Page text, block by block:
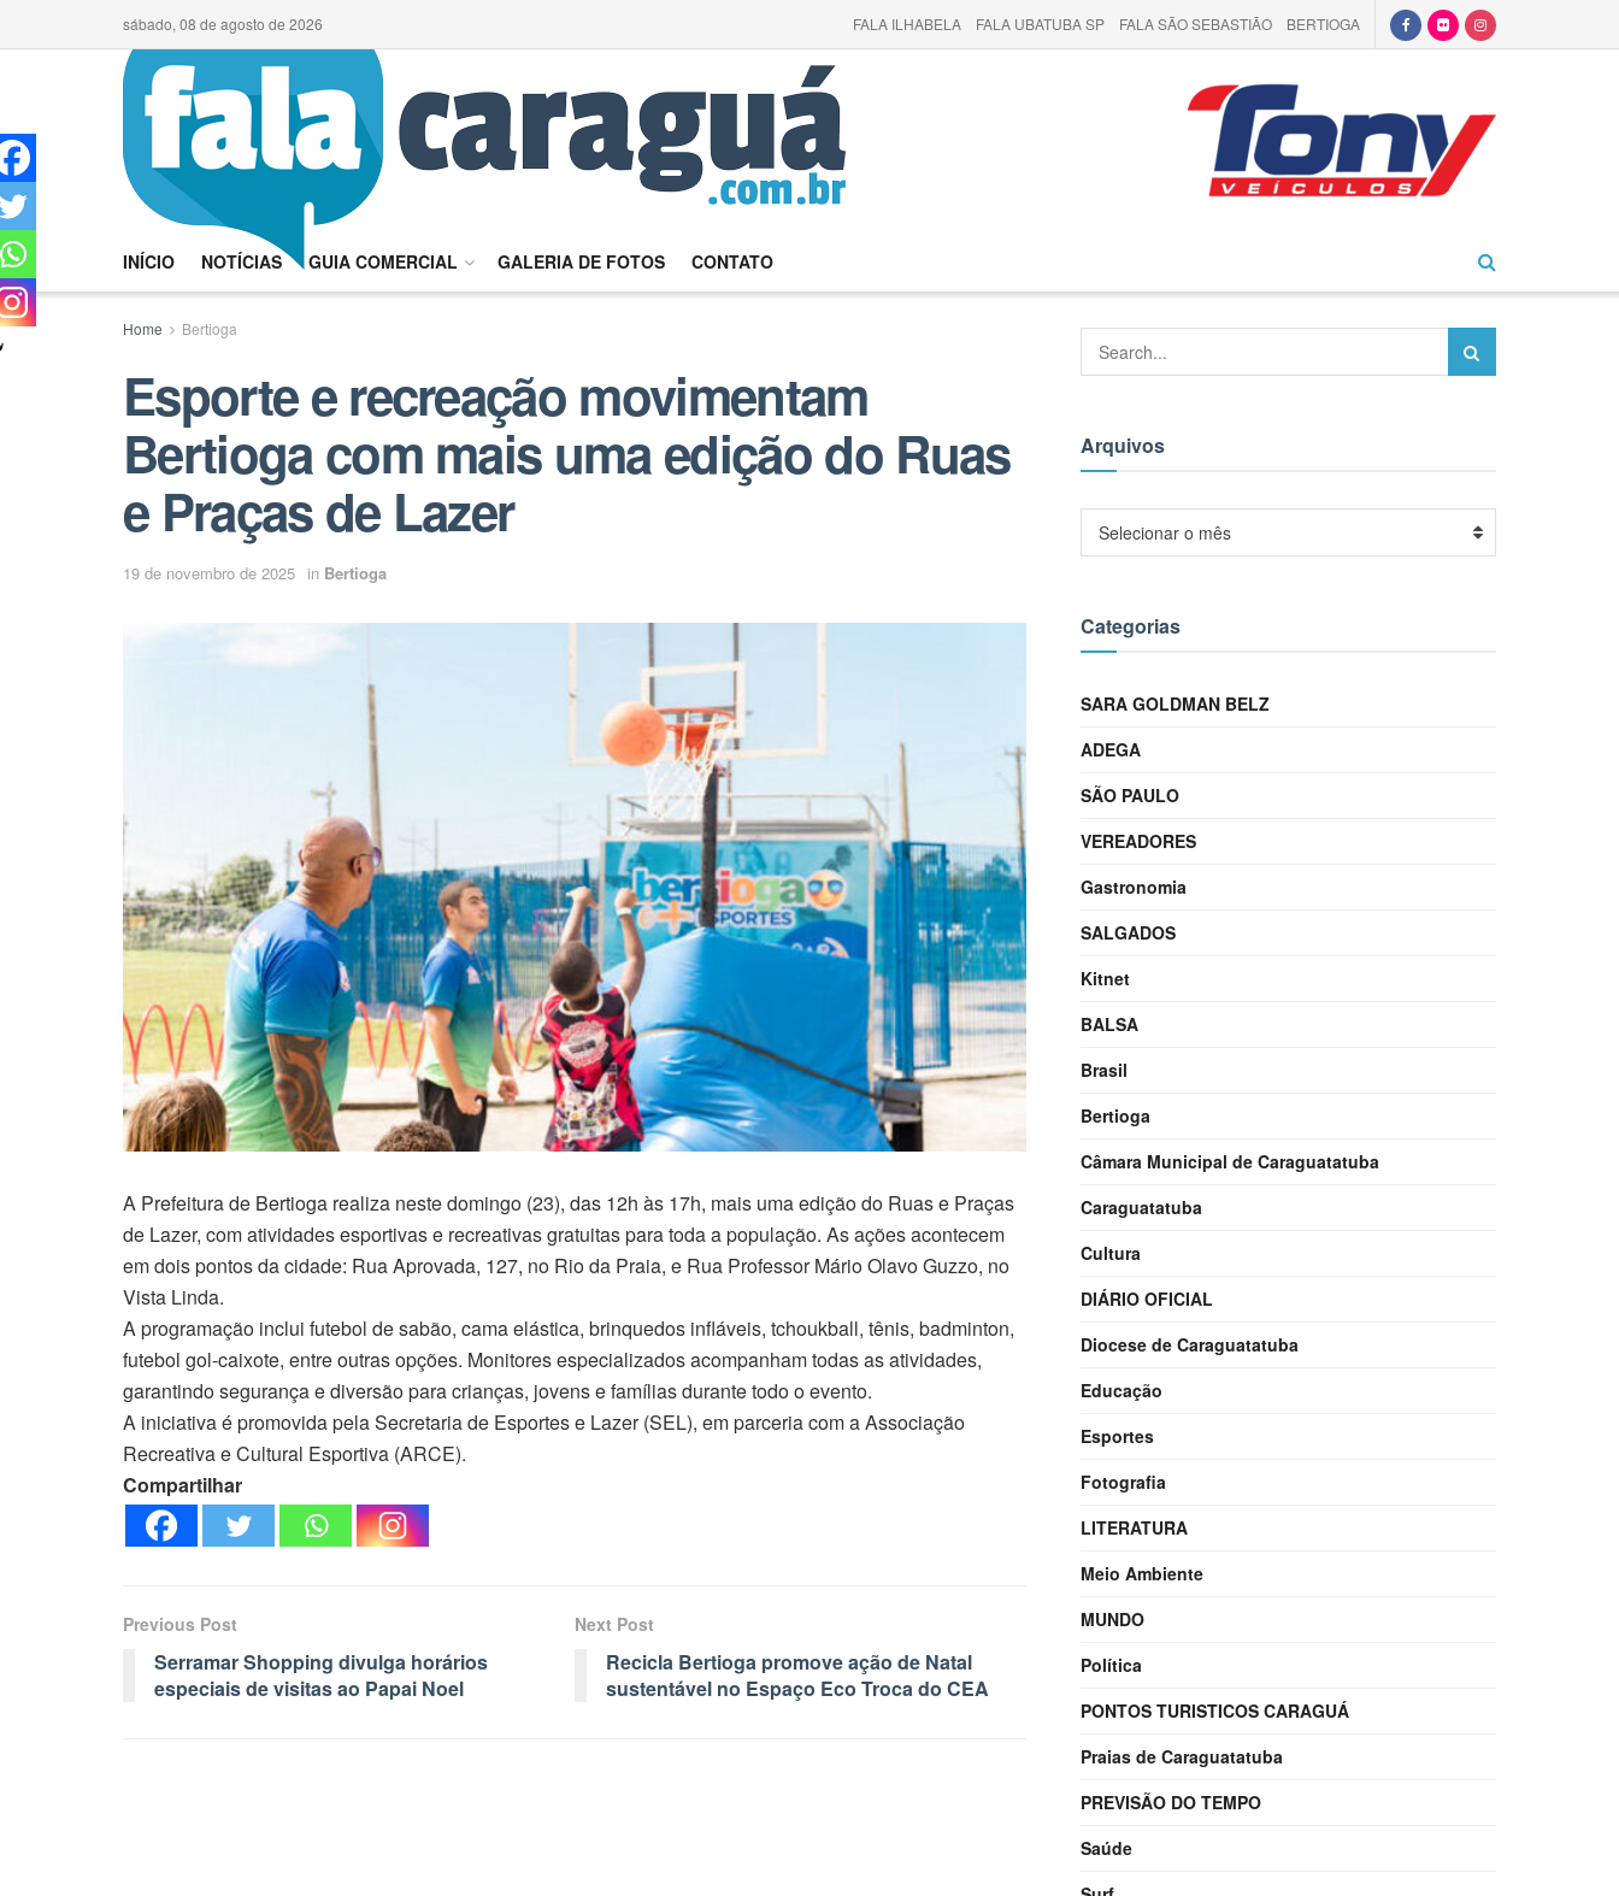
sábado, 08 de agosto de 2026 FALA ILHABELA FALA UBATUBA SP FALA SÃO SEBASTIÃO BERTIOGA
INÍCIO NOTÍCIAS GUIA COMERCIAL GALERIA DE FOTOS CONTATO
Home Bertioga
Esporte e recreação movimentam
Bertioga com mais uma edição do Ruas
e Praças de Lazer
19 de novembro de 2025 in Bertioga
A Prefeitura de Bertioga realiza neste domingo (23), das 12h às 17h, mais uma edição do Ruas e Praças
de Lazer, com atividades esportivas e recreativas gratuitas para toda a população. As ações acontecem
em dois pontos da cidade: Rua Aprovada, 127, no Rio da Praia, e Rua Professor Mário Olavo Guzzo, no
Vista Linda.
A programação inclui futebol de sabão, cama elástica, brinquedos infláveis, tchoukball, tênis, badminton,
futebol gol-caixote, entre outras opções. Monitores especializados acompanham todas as atividades,
garantindo segurança e diversão para crianças, jovens e famílias durante todo o evento.
A iniciativa é promovida pela Secretaria de Esportes e Lazer (SEL), em parceria com a Associação
Recreativa e Cultural Esportiva (ARCE).
Compartilhar
Previous Post
Serramar Shopping divulga horários
especiais de visitas ao Papai Noel
Next Post
Recicla Bertioga promove ação de Natal
sustentável no Espaço Eco Troca do CEA
Arquivos
Arquivos
Selecionar o mês
Categorias
SARA GOLDMAN BELZ
ADEGA
SÃO PAULO
VEREADORES
Gastronomia
SALGADOS
Kitnet
BALSA
Brasil
Bertioga
Câmara Municipal de Caraguatatuba
Caraguatatuba
Cultura
DIÁRIO OFICIAL
Diocese de Caraguatatuba
Educação
Esportes
Fotografia
LITERATURA
Meio Ambiente
MUNDO
Política
PONTOS TURISTICOS CARAGUÁ
Praias de Caraguatatuba
PREVISÃO DO TEMPO
Saúde